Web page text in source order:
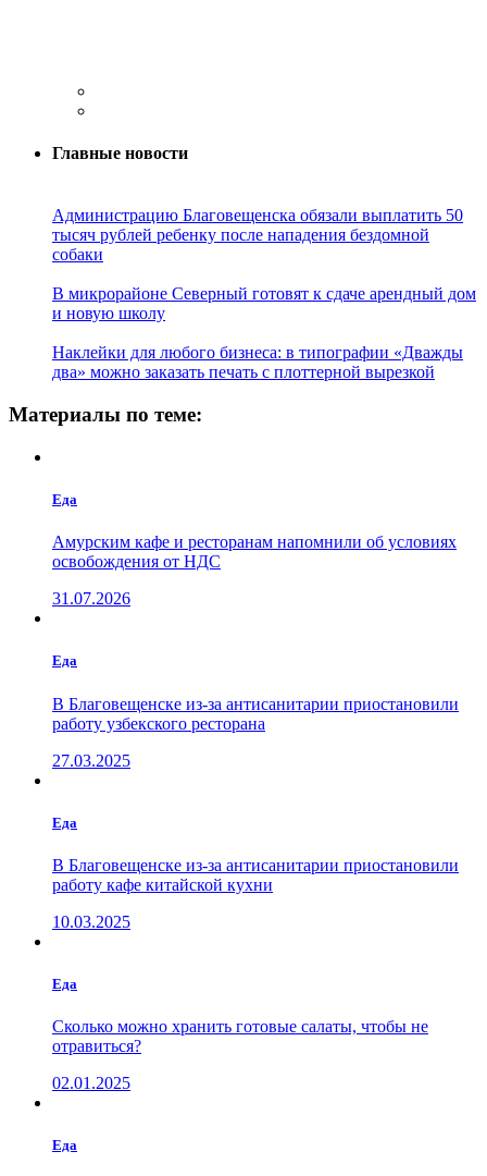
Главные новости
Администрацию Благовещенска обязали выплатить 50
тысяч рублей ребенку после нападения бездомной
собаки
В микрорайоне Северный готовят к сдаче арендный дом
и новую школу
Наклейки для любого бизнеса: в типографии «Дважды
два» можно заказать печать с плоттерной вырезкой
Материалы по теме:
Еда
Амурским кафе и ресторанам напомнили об условиях
освобождения от НДС
31.07.2026
Еда
В Благовещенске из-за антисанитарии приостановили
работу узбекского ресторана
27.03.2025
Еда
В Благовещенске из-за антисанитарии приостановили
работу кафе китайской кухни
10.03.2025
Еда
Сколько можно хранить готовые салаты, чтобы не
отравиться?
02.01.2025
Еда